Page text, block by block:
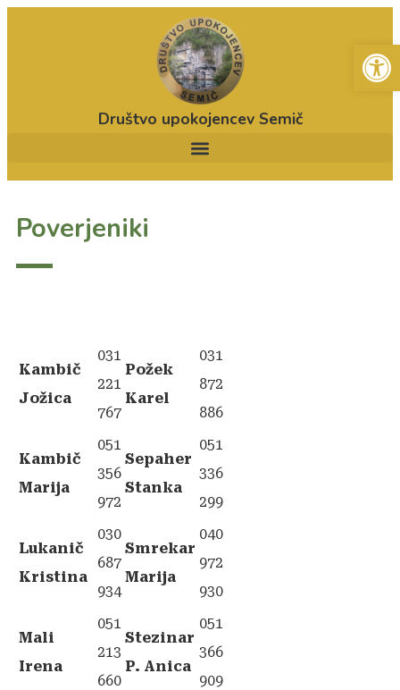
Društvo upokojencev Semič
Poverjeniki
Kambič
Jožica
031
221
767
Požek
Karel
031
872
886
Kambič
Marija
051
356
972
Sepaher
Stanka
051
336
299
Lukanič
Kristina
030
687
934
Smrekar
Marija
040
972
930
Mali
Irena
051
213
660
Stezinar
P. Anica
051
366
909